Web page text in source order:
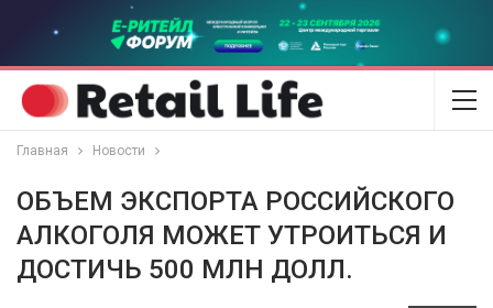
Главная Новости
ОБЪЕМ ЭКСПОРТА РОССИЙСКОГО
АЛКОГОЛЯ МОЖЕТ УТРОИТЬСЯ И
ДОСТИЧЬ 500 МЛН ДОЛЛ.